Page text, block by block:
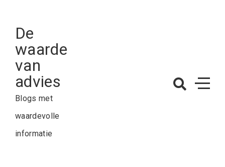
content
De
waarde
van
advies
Blogs met
waardevolle
informatie